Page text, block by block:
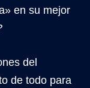
en su mejor
del
de todo para